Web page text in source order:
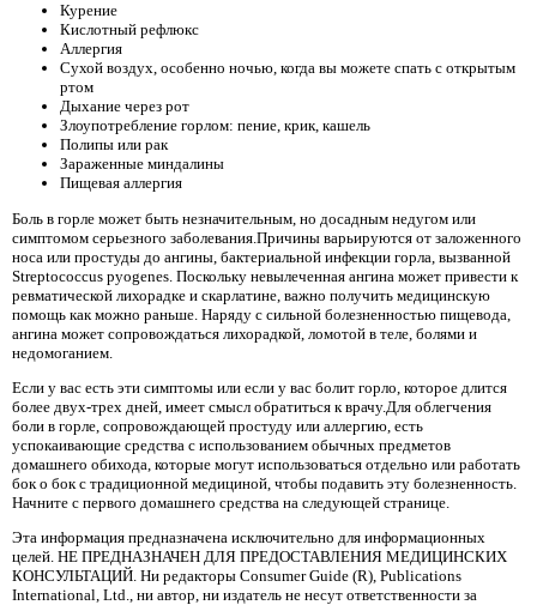
Курение
Кислотный рефлюкс
Аллергия
Сухой воздух, особенно ночью, когда вы можете спать с открытым
ртом
Дыхание через рот
Злоупотребление горлом: пение, крик, кашель
Полипы или рак
Зараженные миндалины
Пищевая аллергия
Боль в горле может быть незначительным, но досадным недугом или
симптомом серьезного заболевания.Причины варьируются от заложенного
носа или простуды до ангины, бактериальной инфекции горла, вызванной
Streptococcus pyogenes. Поскольку невылеченная ангина может привести к
ревматической лихорадке и скарлатине, важно получить медицинскую
помощь как можно раньше. Наряду с сильной болезненностью пищевода,
ангина может сопровождаться лихорадкой, ломотой в теле, болями и
недомоганием.
Если у вас есть эти симптомы или если у вас болит горло, которое длится
более двух-трех дней, имеет смысл обратиться к врачу.Для облегчения
боли в горле, сопровождающей простуду или аллергию, есть
успокаивающие средства с использованием обычных предметов
домашнего обихода, которые могут использоваться отдельно или работать
бок о бок с традиционной медициной, чтобы подавить эту болезненность.
Начните с первого домашнего средства на следующей странице.
Эта информация предназначена исключительно для информационных
целей. НЕ ПРЕДНАЗНАЧЕН ДЛЯ ПРЕДОСТАВЛЕНИЯ МЕДИЦИНСКИХ
КОНСУЛЬТАЦИЙ. Ни редакторы Consumer Guide (R), Publications
International, Ltd., ни автор, ни издатель не несут ответственности за